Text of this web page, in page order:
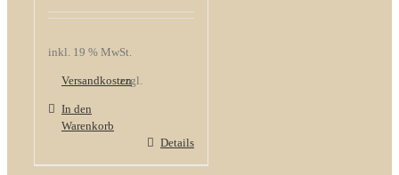
inkl. 19 % MwSt.
zzgl.
Versandkosten
In den
Warenkorb
Details